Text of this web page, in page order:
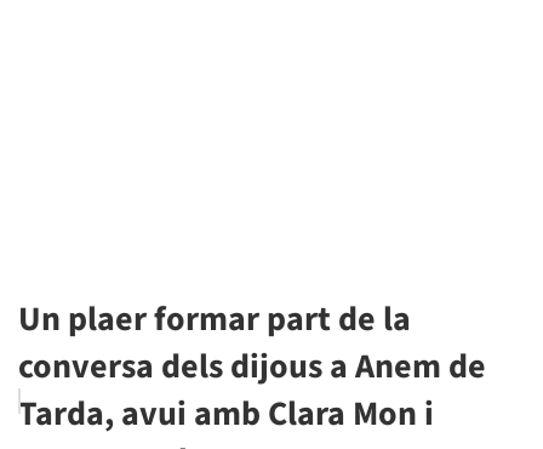
Un plaer formar part de la
conversa dels dijous a Anem de
Tarda, avui amb Clara Mon i